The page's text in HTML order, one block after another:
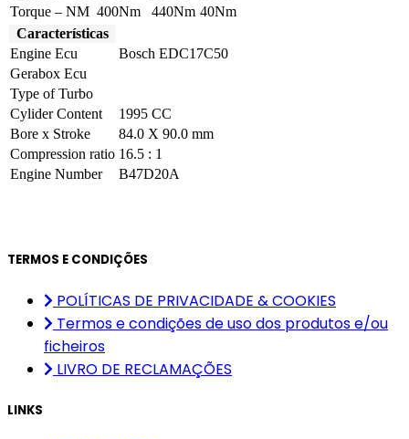
Torque – NM 400Nm 440Nm 40Nm
Características
Engine Ecu
Bosch EDC17C50
Gerabox Ecu
Type of Turbo
Cylider Content
1995 CC
Bore x Stroke
84.0 X 90.0 mm
Compression ratio 16.5 : 1
Engine Number
B47D20A
TERMOS E CONDIÇÕES
POLÍTICAS DE PRIVACIDADE & COOKIES
Termos e condições de uso dos produtos e/ou
ficheiros
LIVRO DE RECLAMAÇÕES
LINKS